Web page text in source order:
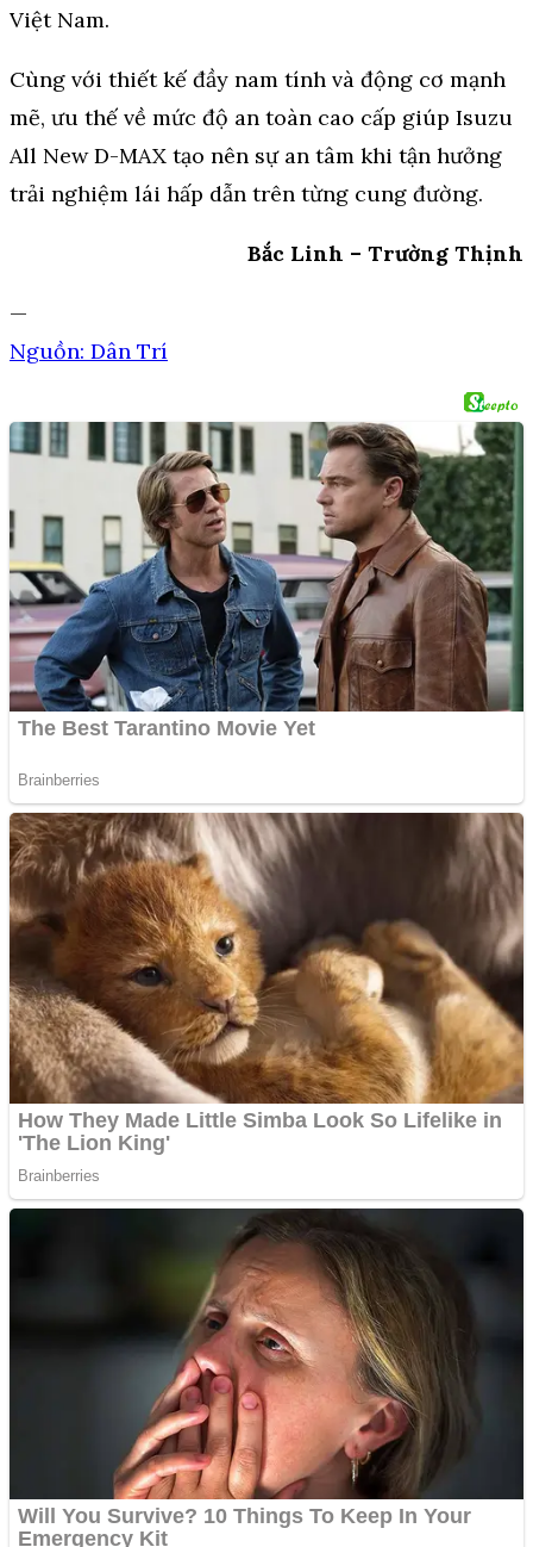
Việt Nam.
Cùng với thiết kế đầy nam tính và động cơ mạnh
mẽ, ưu thế về mức độ an toàn cao cấp giúp Isuzu
All New D-MAX tạo nên sự an tâm khi tận hưởng
trải nghiệm lái hấp dẫn trên từng cung đường.
Bắc Linh – Trường Thịnh
—
Nguồn: Dân Trí